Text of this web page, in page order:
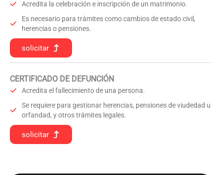
Acredita la celebración e inscripción de un matrimonio.
Es necesario para trámites como cambios de estado civil,
herencias o pensiones.
solicitar
CERTIFICADO DE DEFUNCIÓN
Acredita el fallecimiento de una persona.
Se requiere para gestionar herencias, pensiones de viudedad u
orfandad, y otros trámites legales.
solicitar